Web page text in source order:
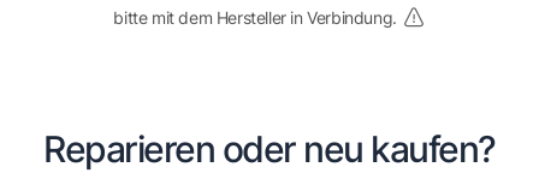
bitte mit dem Hersteller in Verbindung.
Reparieren oder neu kaufen?